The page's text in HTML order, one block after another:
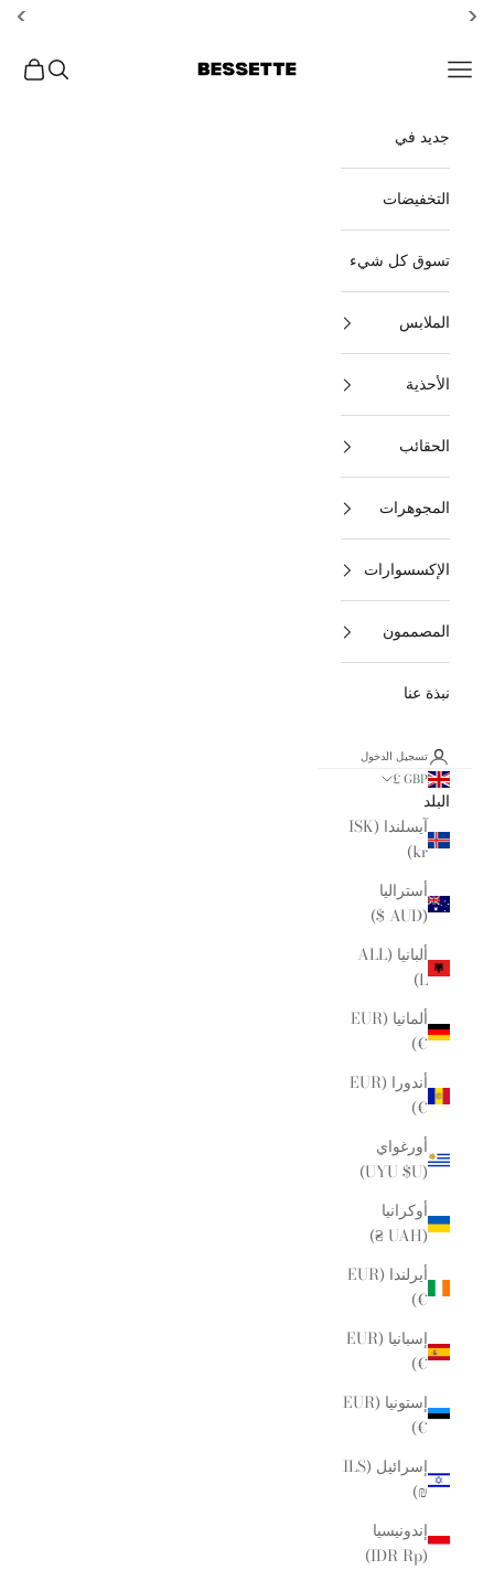
Bessette افتح قائمة التصفح بحث مفتوح
عربة
جديد في
التخفيضات
تسوق كل شيء
الملابس
الأحذية
الحقائب
المجوهرات
الإكسسوارات
المصممون
نبذة عنا
تسجيل الدخول
GBP £
البلد
آيسلندا (ISK
kr)
أستراليا
(AUD $)
ألبانيا (ALL
L)
ألمانيا (EUR
€)
أندورا (EUR
€)
أورغواي
(UYU $U)
أوكرانيا
(UAH ₴)
أيرلندا (EUR
€)
إسبانيا (EUR
€)
إستونيا (EUR
€)
إسرائيل (ILS
₪)
إندونيسيا
(IDR Rp)